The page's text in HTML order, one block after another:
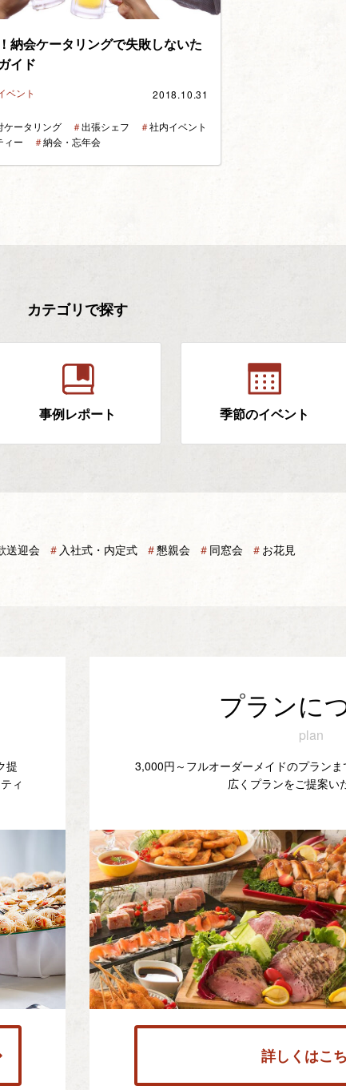
納会ケータリングで失敗しないた
イド
ベント 2018.10.31
ケータリング ＃出張シェフ ＃社内イベント
ィー ＃納会・忘年会
カテゴリで探す
事例レポート 季節のイベント
送迎会 ＃ 入社式・内定式 ＃懇親会 ＃ 同窓会 ＃ お花見
提
ィ
プランに
plan
3,000円～フルオーダーメイドのプラン
広くプランをご提案い
詳しくはこ